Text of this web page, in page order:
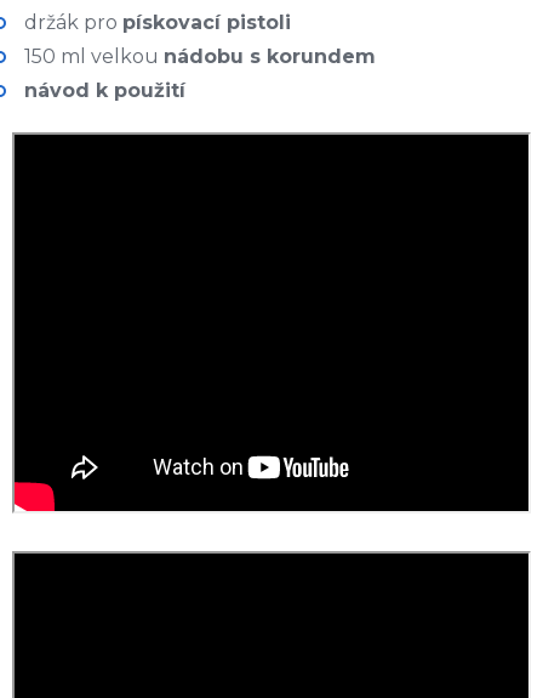
držák pro pískovací pistoli
150 ml velkou nádobu s korundem
návod k použití